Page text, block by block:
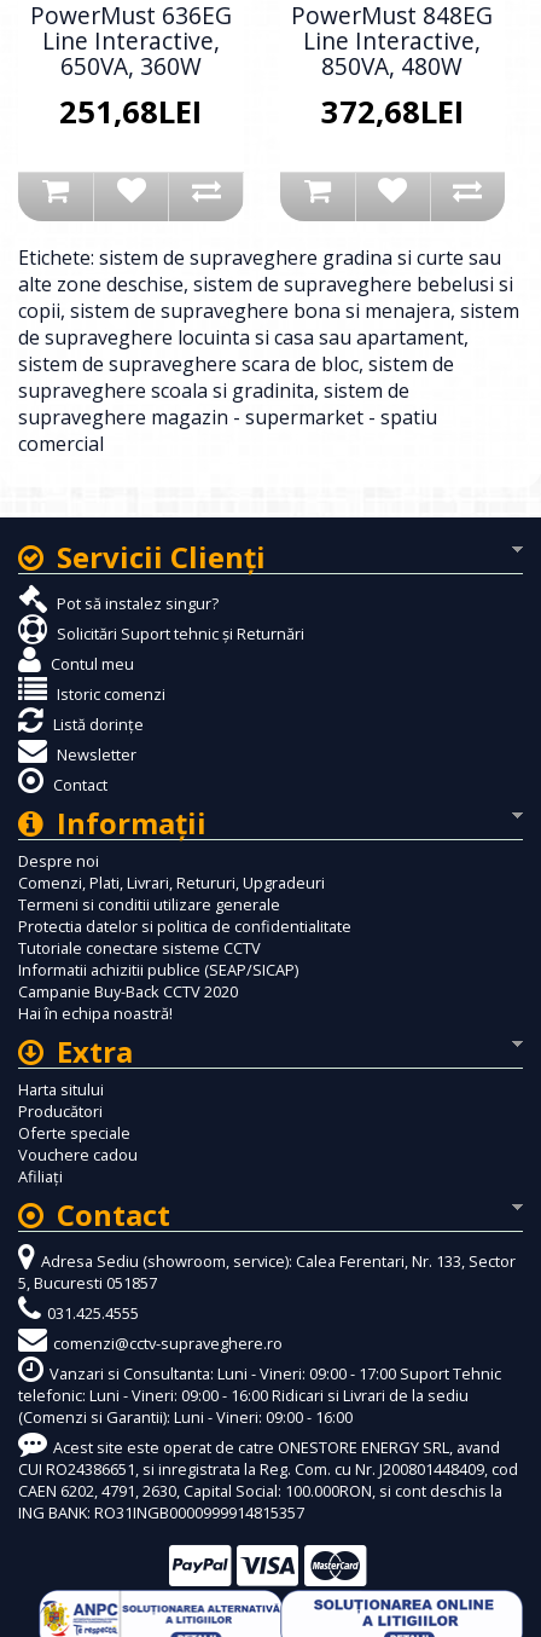
PowerMust 636EG
Line Interactive,
650VA, 360W
251,68LEI
PowerMust 848EG
Line Interactive,
850VA, 480W
372,68LEI
Etichete: sistem de supraveghere gradina si curte sau
alte zone deschise, sistem de supraveghere bebelusi si
copii, sistem de supraveghere bona si menajera, sistem
de supraveghere locuinta si casa sau apartament,
sistem de supraveghere scara de bloc, sistem de
supraveghere scoala si gradinita, sistem de
supraveghere magazin - supermarket - spatiu
comercial
Servicii Clienţi
Pot să instalez singur?
Solicitări Suport tehnic și Returnări
Contul meu
Istoric comenzi
Listă dorințe
Newsletter
Contact
Informaţii
Despre noi
Comenzi, Plati, Livrari, Retururi, Upgradeuri
Termeni si conditii utilizare generale
Protectia datelor si politica de confidentialitate
Tutoriale conectare sisteme CCTV
Informatii achizitii publice (SEAP/SICAP)
Campanie Buy-Back CCTV 2020
Hai în echipa noastră!
Extra
Harta sitului
Producători
Oferte speciale
Vouchere cadou
Afiliaţi
Contact
Adresa Sediu (showroom, service): Calea Ferentari, Nr. 133, Sector
5, Bucuresti 051857
031.425.4555
comenzi@cctv-supraveghere.ro
Vanzari si Consultanta: Luni - Vineri: 09:00 - 17:00 Suport Tehnic
telefonic: Luni - Vineri: 09:00 - 16:00 Ridicari si Livrari de la sediu
(Comenzi si Garantii): Luni - Vineri: 09:00 - 16:00
Acest site este operat de catre ONESTORE ENERGY SRL, avand
CUI RO24386651, si inregistrata la Reg. Com. cu Nr. J200801448409, cod
CAEN 6202, 4791, 2630, Capital Social: 100.000RON, si cont deschis la
ING BANK: RO31INGB0000999914815357